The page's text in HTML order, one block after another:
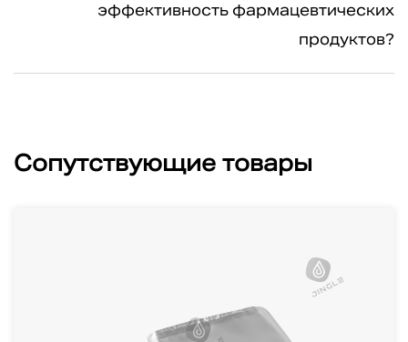
эффективность фармацевтических
продуктов?
Сопутствующие товары